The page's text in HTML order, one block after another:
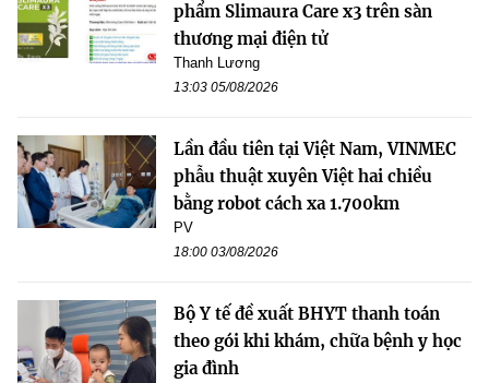
phẩm Slimaura Care x3 trên sàn
thương mại điện tử
Thanh Lương
13:03 05/08/2026
Lần đầu tiên tại Việt Nam, VINMEC
phẫu thuật xuyên Việt hai chiều
bằng robot cách xa 1.700km
PV
18:00 03/08/2026
Bộ Y tế đề xuất BHYT thanh toán
theo gói khi khám, chữa bệnh y học
gia đình